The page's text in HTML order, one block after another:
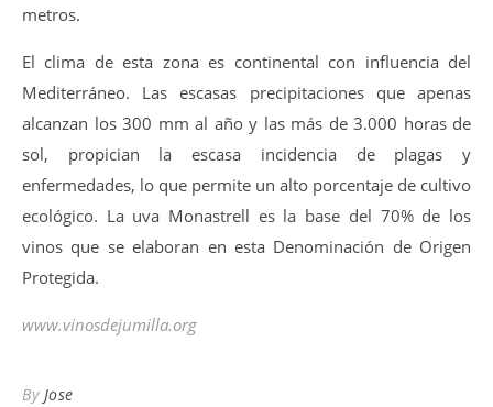
metros.
El clima de esta zona es continental con influencia del
Mediterráneo. Las escasas precipitaciones que apenas
alcanzan los 300 mm al año y las más de 3.000 horas de
sol, propician la escasa incidencia de plagas y
enfermedades, lo que permite un alto porcentaje de cultivo
ecológico. La uva Monastrell es la base del 70% de los
vinos que se elaboran en esta Denominación de Origen
Protegida.
www.vinosdejumilla.org
By Jose